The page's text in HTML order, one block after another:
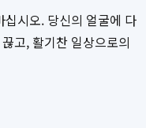
시오. 당신의 얼굴에 다
고, 활기찬 일상으로의